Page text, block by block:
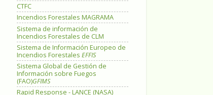
CTFC
Incendios Forestales MAGRAMA
Sistema de información de
Incendios Forestales de CLM
Sistema de Información Europeo de
Incendios Forestales EFFIS
Sistema Global de Gestión de
Información sobre Fuegos
(FAO)GFIMS
Rapid Response - LANCE (NASA)